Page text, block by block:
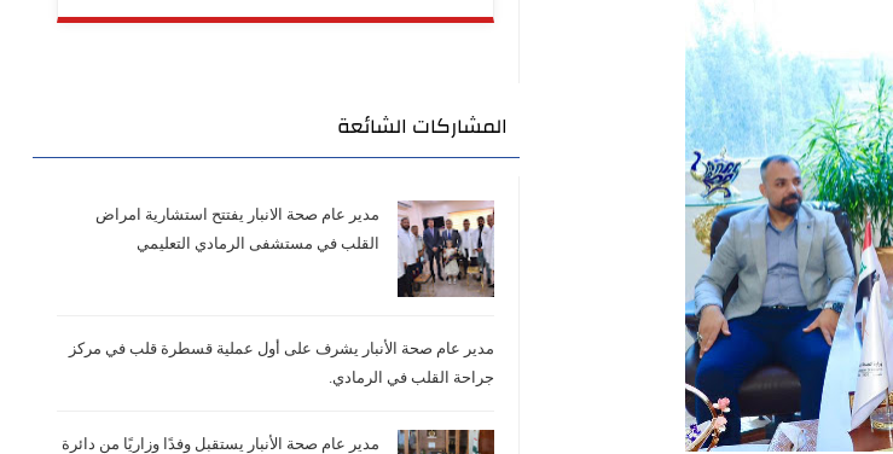
المشاركات الشائعة
مدير عام صحة الانبار يفتتح استشارية امراض
القلب في مستشفى الرمادي التعليمي
مدير عام صحة الأنبار يشرف على أول عملية قسطرة قلب في مركز
جراحة القلب في الرمادي.
مدير عام صحة الأنبار يستقبل وفدًا وزاريًا من دائرة